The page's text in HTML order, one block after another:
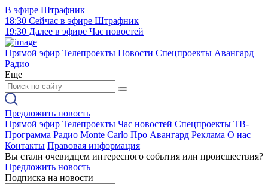
В эфире Штрафник
18:30 Сейчас в эфире Штрафник
19:30 Далее в эфире Час новостей
Прямой эфир Телепроекты Новости Спецпроекты Авангард
Радио
Еще
Предложить новость
Прямой эфир Телепроекты Час новостей Спецпроекты ТВ-
Программа Радио Monte Carlo Про Авангард Реклама О нас
Контакты Правовая информация
Вы стали очевидцем интересного события или происшествия?
Предложить новость
Подписка на новости